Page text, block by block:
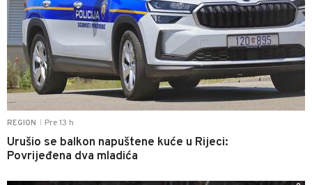
REGION Pre 13 h
Urušio se balkon napuštene kuće u Rijeci:
Povrijeđena dva mladića